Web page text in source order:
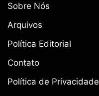
Sobre Nós
Arquivos
Política Editorial
Contato
Política de Privacidade